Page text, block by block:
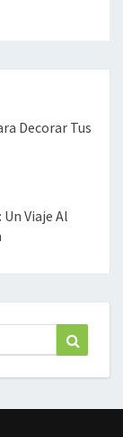
Decorar Tus
Viaje Al